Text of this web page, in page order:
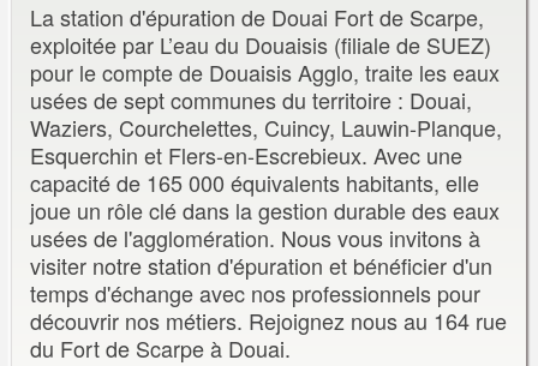
La station d'épuration de Douai Fort de Scarpe,
exploitée par L’eau du Douaisis (filiale de SUEZ)
pour le compte de Douaisis Agglo, traite les eaux
usées de sept communes du territoire : Douai,
Waziers, Courchelettes, Cuincy, Lauwin-Planque,
Esquerchin et Flers-en-Escrebieux. Avec une
capacité de 165 000 équivalents habitants, elle
joue un rôle clé dans la gestion durable des eaux
usées de l'agglomération. Nous vous invitons à
visiter notre station d'épuration et bénéficier d'un
temps d'échange avec nos professionnels pour
découvrir nos métiers. Rejoignez nous au 164 rue
du Fort de Scarpe à Douai.